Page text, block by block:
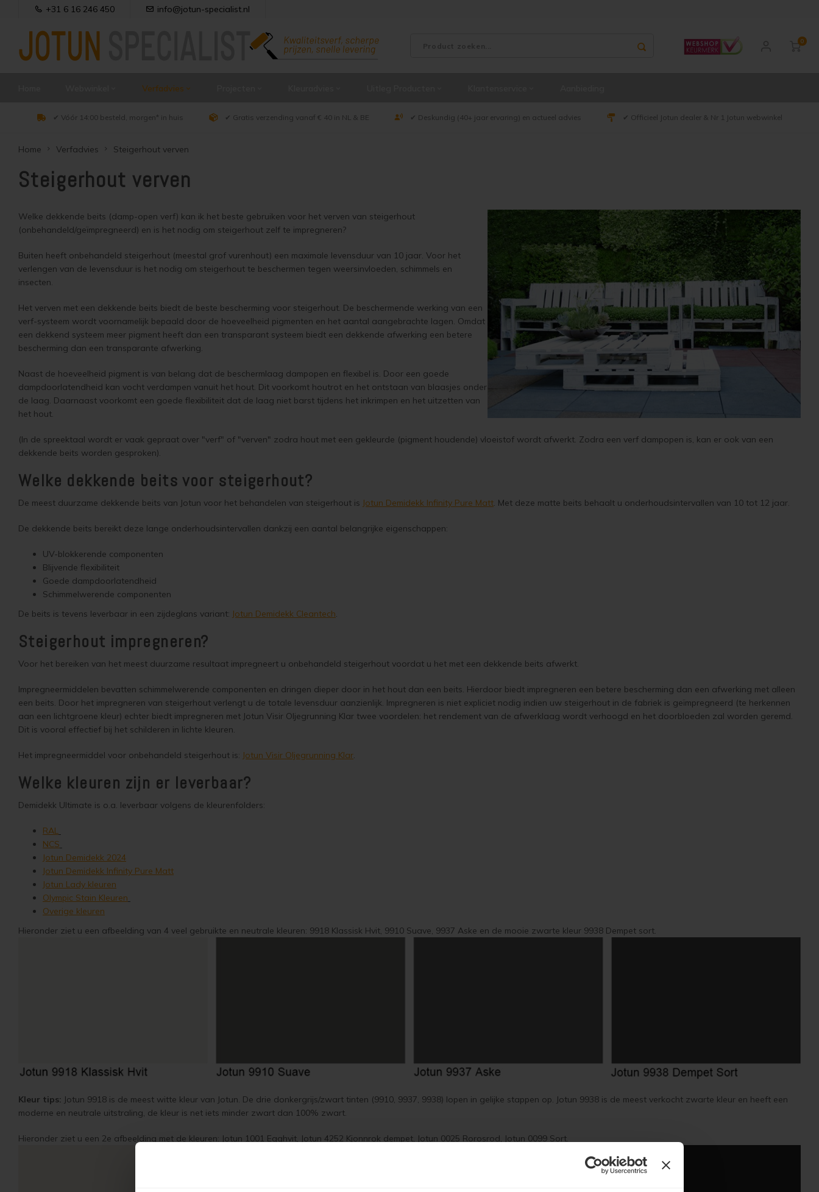
+31 6 16 246 450 info@jotun-specialist.nl
0
Verfadvies
✔ Vóór 14:00 besteld, morgen* in huis ✔ Gratis verzending vanaf € 40 in NL & BE ✔ Deskundig (40+ jaar ervaring) en actueel advies ✔ Officieel Jotun dealer & Nr 1 Jotun webwinkel
Home Verfadvies Steigerhout verven
Steigerhout verven
Welke dekkende beits (damp-open verf) kan ik het beste gebruiken voor het verven van steigerhout
(onbehandeld/geïmpregneerd) en is het nodig om steigerhout zelf te impregneren?
Buiten heeft onbehandeld steigerhout (meestal grof vurenhout) een maximale levensduur van 10 jaar. Voor het
verlengen van de levensduur is het nodig om steigerhout te beschermen tegen weersinvloeden, schimmels en
insecten.
Het verven met een dekkende beits biedt de beste bescherming voor steigerhout. De beschermende werking van een
verf-systeem wordt voornamelijk bepaald door de hoeveelheid pigmenten en het aantal aangebrachte lagen. Omdat
een dekkend systeem meer pigment heeft dan een transparant systeem biedt een dekkende afwerking een betere
bescherming dan een transparante afwerking.
Naast de hoeveelheid pigment is van belang dat de beschermlaag dampopen en flexibel is. Door een goede
dampdoorlatendheid kan vocht verdampen vanuit het hout. Dit voorkomt houtrot en het ontstaan van blaasjes onder
de laag. Daarnaast voorkomt een goede flexibiliteit dat de laag niet barst tijdens het inkrimpen en het uitzetten van
het hout.
(In de spreektaal wordt er vaak gepraat over "verf" of "verven" zodra hout met een gekleurde (pigment houdende) vloeistof wordt afwerkt. Zodra een verf dampopen is, kan er ook van een
dekkende beits worden gesproken).
Welke dekkende beits voor steigerhout?
De meest duurzame dekkende beits van Jotun voor het behandelen van steigerhout is Jotun Demidekk Infinity Pure Matt. Met deze matte beits behaalt u onderhoudsintervallen van 10 tot 12 jaar.
De dekkende beits bereikt deze lange onderhoudsintervallen dankzij een aantal belangrijke eigenschappen:
UV-blokkerende componenten
Blijvende flexibiliteit
Goede dampdoorlatendheid
Schimmelwerende componenten
De beits is tevens leverbaar in een zijdeglans variant: Jotun Demidekk Cleantech.
Steigerhout impregneren?
Voor het bereiken van het meest duurzame resultaat impregneert u onbehandeld steigerhout voordat u het met een dekkende beits afwerkt.
Impregneermiddelen bevatten schimmelwerende componenten en dringen dieper door in het hout dan een beits. Hierdoor biedt impregneren een betere bescherming dan een afwerking met alleen
een beits. Door het impregneren van steigerhout verlengt u de totale levensduur aanzienlijk. Impregneren is niet expliciet nodig indien uw steigerhout in de fabriek is geïmpregneerd (te herkennen
aan een lichtgroene kleur) echter biedt impregneren met Jotun Visir Oljegrunning Klar twee voordelen: het rendement van de afwerklaag wordt verhoogd en het doorbloeden zal worden geremd.
Dit is vooral effectief bij het schilderen in lichte kleuren.
Het impregneermiddel voor onbehandeld steigerhout is: Jotun Visir Oljegrunning Klar.
Welke kleuren zijn er leverbaar?
Demidekk Ultimate is o.a. leverbaar volgens de kleurenfolders:
RAL
NCS
Jotun Demidekk 2024
Jotun Demidekk Infinity Pure Matt
Jotun Lady kleuren
Olympic Stain Kleuren
Overige kleuren
Hieronder ziet u een afbeelding van 4 veel gebruikte en neutrale kleuren: 9918 Klassisk Hvit, 9910 Suave, 9937 Aske en de mooie zwarte kleur 9938 Dempet sort.
Kleur tips: Jotun 9918 is de meest witte kleur van Jotun. De drie donkergrijs/zwart tinten (9910, 9937, 9938) lopen in gelijke stappen op. Jotun 9938 is de meest verkocht zwarte kleur en heeft een
moderne en neutrale uitstraling, de kleur is net iets minder zwart dan 100% zwart.
Hieronder ziet u een 2e afbeelding met de kleuren: Jotun 1001 Egghvit, Jotun 4252 Kjonnrok dempet, Jotun 0025 Rorosrod, Jotun 0099 Sort.